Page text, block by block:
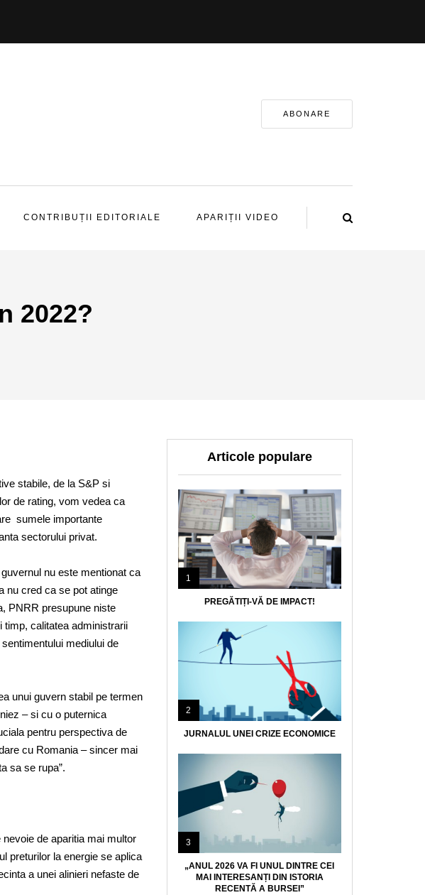
ABONARE
CONTRIBUȚII EDITORIALE APARIȚII VIDEO
2022?
stabile, de la S&P si
de rating, vom vedea ca
sumele importante
sectorului privat.
nu este mentionat ca
nu cred ca se pot atinge
PNRR presupune niste
timp, calitatea administrarii
mediului de
unui guvern stabil pe termen
– si cu o puternica
pentru perspectiva de
cu Romania – sincer mai
sa se rupa”.
de aparitia mai multor
preturilor la energie se aplica
a unei alinieri nefaste de
Articole populare
1
PREGĂTIȚI-VĂ DE IMPACT!
2
JURNALUL UNEI CRIZE ECONOMICE
3
„ANUL 2026 VA FI UNUL DINTRE CEI
MAI INTERESANȚI DIN ISTORIA
RECENTĂ A BURSEI”